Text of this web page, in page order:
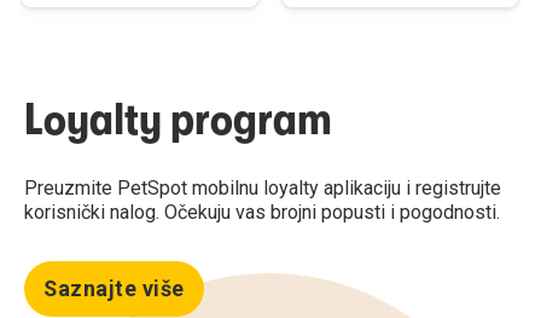
Loyalty program
Preuzmite PetSpot mobilnu loyalty aplikaciju i registrujte
korisnički nalog. Očekuju vas brojni popusti i pogodnosti.
Saznajte više